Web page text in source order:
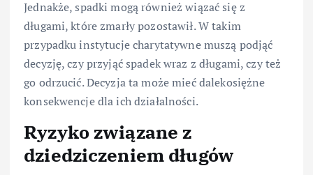
Jednakże, spadki mogą również wiązać się z
długami, które zmarły pozostawił. W takim
przypadku instytucje charytatywne muszą podjąć
decyzję, czy przyjąć spadek wraz z długami, czy też
go odrzucić. Decyzja ta może mieć dalekosiężne
konsekwencje dla ich działalności.
Ryzyko związane z
dziedziczeniem długów